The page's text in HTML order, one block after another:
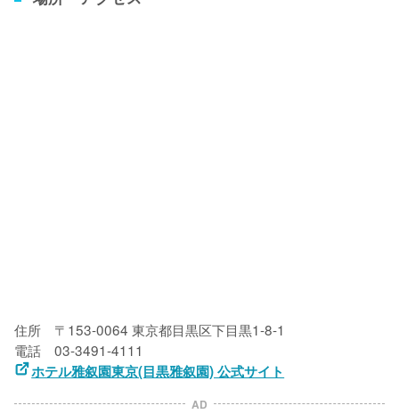
住所　〒153-0064 東京都目黒区下目黒1-8-1
ホテル雅叙園東京(目黒雅叙園) 公式サイト
AD